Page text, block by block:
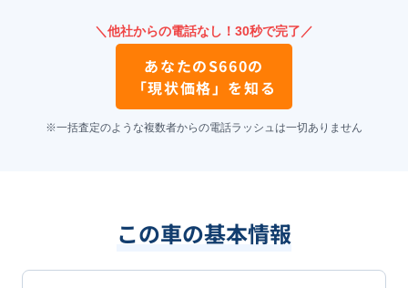
＼他社からの電話なし！30秒で完了／
あなたのS660の
「現状価格」を知る
※一括査定のような複数者からの電話ラッシュは一切ありません
この車の基本情報